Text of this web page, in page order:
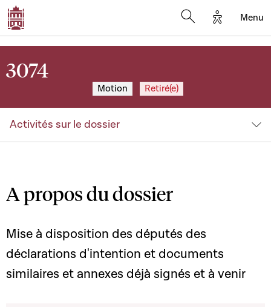
Options
Menu
3074
Motion Retiré(e)
Activités sur le dossier
A propos du dossier
Mise à disposition des députés des
déclarations d'intention et documents
similaires et annexes déjà signés et à venir